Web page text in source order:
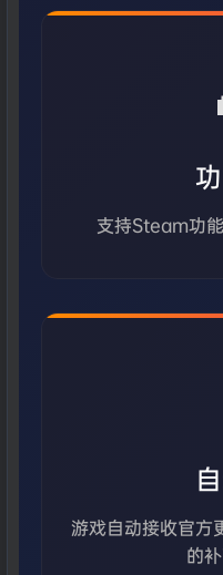
支持Steam功
游戏自动接收官方
的